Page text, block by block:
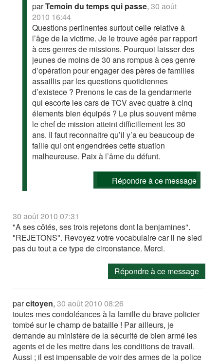
parTemoin du temps qui passe,30 août
2010 16:44
Questions pertinentes surtout celle relative à
l’âge de la victime. Je le trouve agée par rapport
à ces genres de missions. Pourquoi laisser des
jeunes de moins de 30 ans rompus à ces genre
d’opération pour engager des pères de familles
assaillis par les questions quotidiennes
d’existece ? Prenons le cas de la gendarmerie
qui escorte les cars de TCV avec quatre à cinq
élements bien équipés ? Le plus souvent même
le chef de mission atteint difficillement les 30
ans. Il faut reconnaitre qu’il y’a eu beaucoup de
faille qui ont engendrées cette stuation
malheureuse. Paix à l’âme du défunt.
Répondre à ce message
30 août 2010 07:31
"A ses côtés, ses trois rejetons dont la benjamines".
"REJETONS". Revoyez votre vocabulaire car il ne sied
pas du tout a ce type de circonstance. Merci.
Répondre à ce message
parcitoyen,30 août 2010 08:26
toutes mes condoléances à la famille du brave policier
tombé sur le champ de bataille ! Par ailleurs, je
demande au ministère de la sécurité de bien armé les
agents et de les mettre dans les conditions de travail.
Aussi ; il est impensable de voir des armes de la police